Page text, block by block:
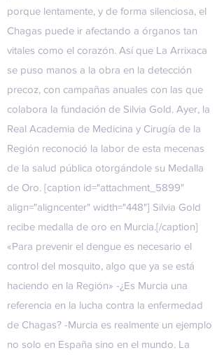
porque lentamente, y de forma silenciosa, el
Chagas puede ir afectando a órganos tan
vitales como el corazón. Así que La Arrixaca
se puso manos a la obra en la detección
precoz, con campañas anuales con las que
colabora la fundación de Silvia Gold. Ayer, la
Real Academia de Medicina y Cirugía de la
Región reconoció la labor de esta mecenas
de la salud pública otorgándole su Medalla
de Oro. [caption id="attachment_5899"
align="aligncenter" width="448"] Silvia Gold
recibe medalla de oro en Murcia.[/caption]
«Para prevenir el dengue es necesario el
control del mosquito, algo que ya se está
haciendo en la Región» -¿Es Murcia una
referencia en la lucha contra la enfermedad
de Chagas? -Murcia es realmente un ejemplo
no solo en España sino en el mundo. La